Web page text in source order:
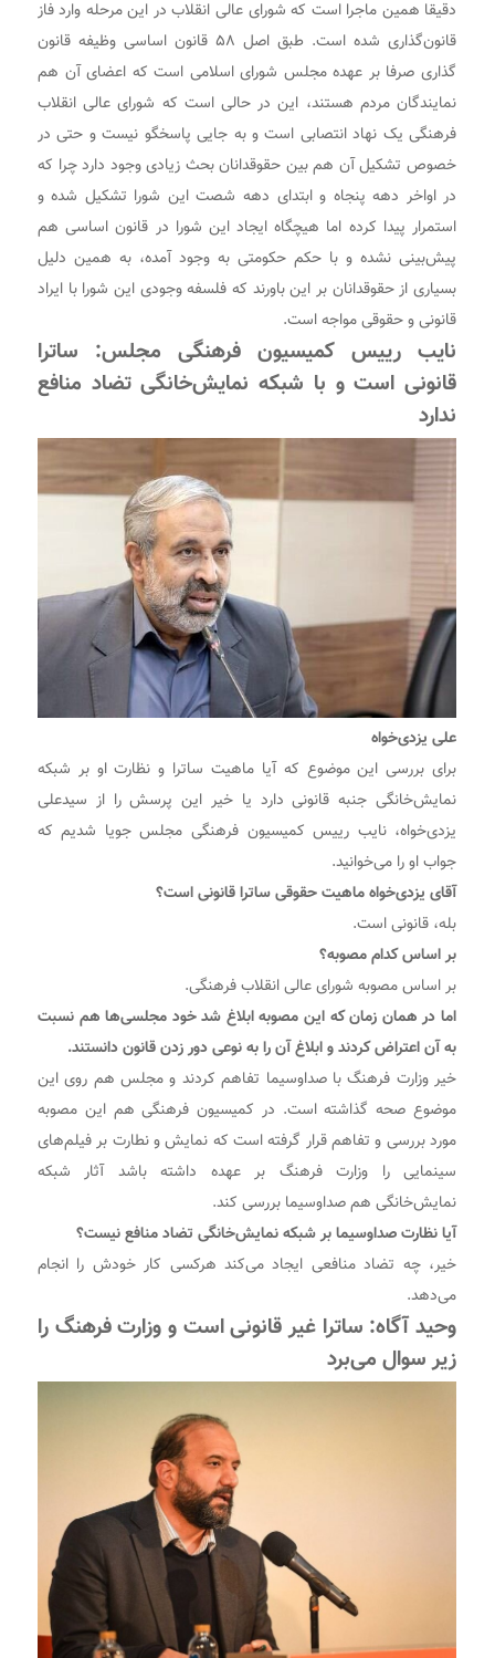
دقیقا همین ماجرا است که شورای عالی انقلاب در این مرحله وارد فاز
قانون‌گذاری شده است. طبق اصل ۵۸ قانون اساسی وظیفه قانون
‌گذاری صرفا بر عهده مجلس شورای اسلامی است که اعضای آن هم
نمایندگان مردم هستند، این در حالی است که شورای عالی انقلاب
فرهنگی یک نهاد انتصابی است و به جایی پاسخگو نیست و حتی در
خصوص تشکیل آن هم بین حقوقدانان بحث زیادی وجود دارد چرا که
در اواخر دهه پنجاه و ابتدای دهه شصت این شورا تشکیل شده و
استمرار پیدا کرده اما هیچگاه ایجاد این شورا در قانون اساسی هم
پیش‌بینی نشده و با حکم حکومتی به وجود آمده، به همین دلیل
بسیاری از حقوقدانان بر این باورند که فلسفه وجودی این شورا با ایراد
قانونی و حقوقی مواجه است.
نایب رییس کمیسیون فرهنگی مجلس: ساترا
قانونی است و با شبکه نمایش‌خانگی تضاد منافع
ندارد
علی یزدی‌خواه
برای بررسی این موضوع که آیا ماهیت ساترا و نظارت او بر شبکه
نمایش‌خانگی جنبه قانونی دارد یا خیر این پرسش را از سیدعلی
یزدی‌خواه، نایب رییس کمیسیون فرهنگی مجلس جویا شدیم که
جواب او را می‌خوانید.
آقای یزدی‌خواه ماهیت حقوقی ساترا قانونی است؟
بله، قانونی است.
بر اساس کدام مصوبه؟
بر اساس مصوبه شورای عالی انقلاب فرهنگی.
اما در همان زمان که این مصوبه ابلاغ شد خود مجلسی‌ها هم نسبت
به آن اعتراض کردند و ابلاغ آن را به نوعی دور زدن قانون دانستند.
خیر وزارت فرهنگ با صداوسیما تفاهم کردند و مجلس هم روی این
موضوع صحه گذاشته است. در کمیسیون فرهنگی هم این مصوبه
مورد بررسی و تفاهم قرار گرفته است که نمایش و نطارت بر فیلم‌های
سینمایی را وزارت فرهنگ بر عهده داشته باشد آثار شبکه
نمایش‌خانگی هم صداوسیما بررسی کند.
آیا نظارت صداوسیما بر شبکه نمایش‌خانگی تضاد منافع نیست؟
خیر، چه تضاد منافعی ایجاد می‌کند هرکسی کار خودش را انجام
می‌دهد.
وحید آگاه: ساترا غیر قانونی است و وزارت فرهنگ را
زیر سوال می‌برد